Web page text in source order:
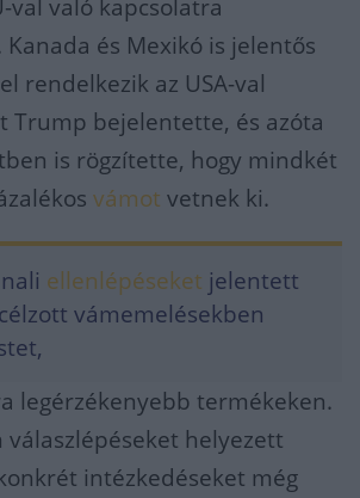
val való kapcsolatra
és Mexikó is jelentős
rendelkezik az USA-val
Trump bejelentette, és azóta
is rögzítette, hogy mindkét
vámot vetnek ki.
ellenlépéseket jelentett
vámemelésekben
legérzékenyebb termékeken.
válaszlépéseket helyezett
intézkedéseket még